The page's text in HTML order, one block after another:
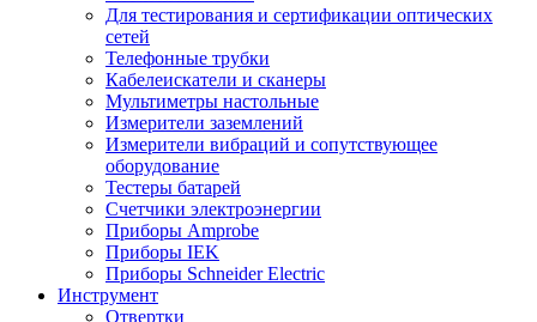
Для тестирования и сертификации оптических
сетей
Телефонные трубки
Кабелеискатели и сканеры
Мультиметры настольные
Измерители заземлений
Измерители вибраций и сопутствующее
оборудование
Тестеры батарей
Счетчики электроэнергии
Приборы Amprobe
Приборы IEK
Приборы Schneider Electric
Инструмент
Отвертки